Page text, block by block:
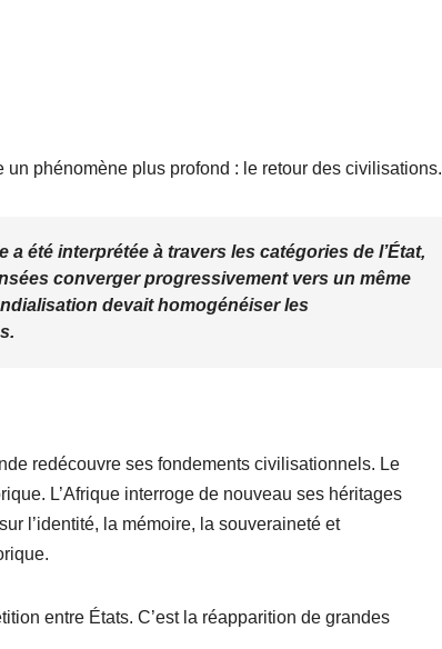
phénomène plus profond : le retour des civilisations.
été interprétée à travers les catégories de l’État,
converger progressivement vers un même
devait homogénéiser les
redécouvre ses fondements civilisationnels. Le
L’Afrique interroge de nouveau ses héritages
l’identité, la mémoire, la souveraineté et
entre États. C’est la réapparition de grandes